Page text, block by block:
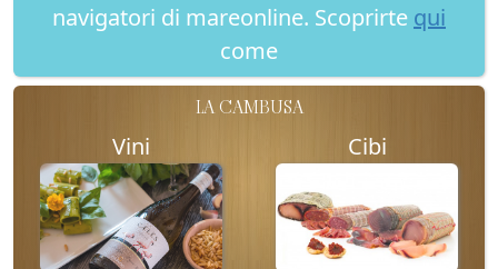
navigatori di mareonline. Scoprirte qui
come
LA CAMBUSA
Vini Cibi